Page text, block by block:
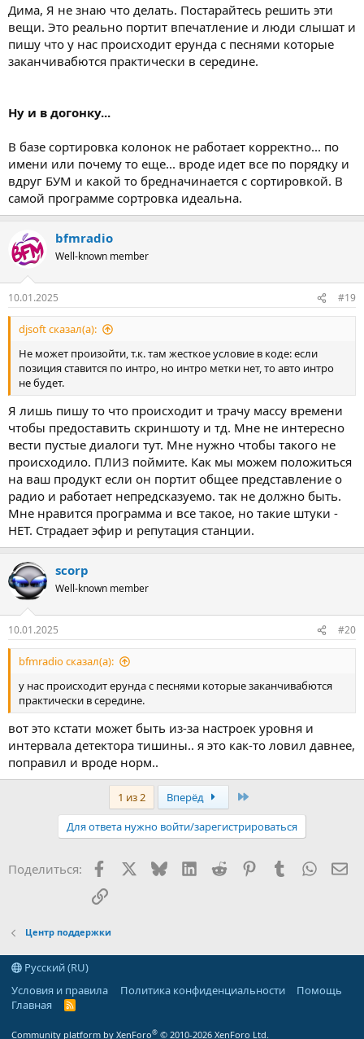
Дима, Я не знаю что делать. Постарайтесь решить эти
вещи. Это реально портит впечатление и люди слышат и
пишу что у нас происходит ерунда с песнями которые
заканчивабются практически в середине.
Ну и в догонку...
В базе сортировка колонок не работает корректно... по
имени или почему то еще... вроде идет все по порядку и
вдруг БУМ и какой то бредначинается с сортировкой. В
самой программе сортровка идеальна.
bfmradio
Well-known member
10.01.2025 #19
djsoft сказал(а):
Не может произойти, т.к. там жесткое условие в коде: если
позиция ставится по интро, но интро метки нет, то авто интро
не будет.
Я лишь пишу то что происходит и трачу массу времени
чтобы предоставить скриншоту и тд. Мне не интересно
вести пустые диалоги тут. Мне нужно чтобы такого не
происходило. ПЛИЗ поймите. Как мы можем положиться
на ваш продукт если он портит общее представление о
радио и работает непредсказуемо. так не должно быть.
Мне нравится программа и все такое, но такие штуки -
НЕТ. Страдает эфир и репутация станции.
scorp
Well-known member
10.01.2025 #20
bfmradio сказал(а):
у нас происходит ерунда с песнями которые заканчивабются
практически в середине.
вот это кстати может быть из-за настроек уровня и
интервала детектора тишины.. я это как-то ловил давнее,
поправил и вроде норм..
1 из 2 Вперёд
Для ответа нужно войти/зарегистрироваться
Поделиться: Facebook BlueskyLinkedIn
Reddit PinterestTumblr
Ссылка
Центр поддержки
Русский (RU)
Условия и правила
Политика конфиденциальности
Помощь
Главная
R
Community platform by XenForo® © 2010-2026 XenForo Ltd.